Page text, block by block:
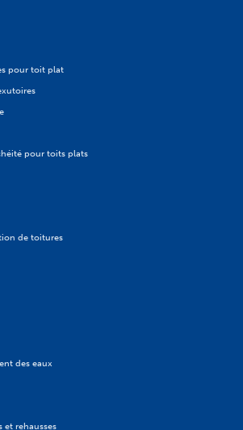
pour toit plat
pour toits plats
de toitures
des eaux
et rehausses